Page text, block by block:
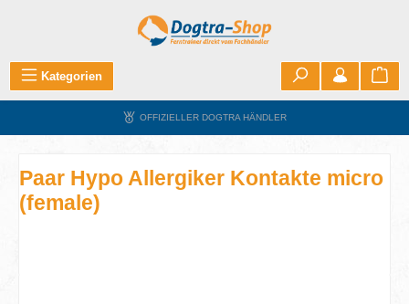
Zum Hauptinhalt springen
Kategorien
OFFIZIELLER DOGTRA HÄNDLER
Paar Hypo Allergiker Kontakte micro
(female)